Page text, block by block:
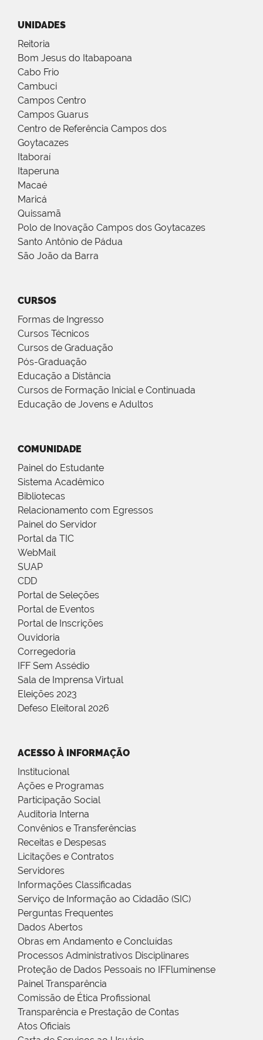
UNIDADES
Reitoria
Bom Jesus do Itabapoana
Cabo Frio
Cambuci
Campos Centro
Campos Guarus
Centro de Referência Campos dos
Goytacazes
Itaboraí
Itaperuna
Macaé
Maricá
Quissamã
Polo de Inovação Campos dos Goytacazes
Santo Antônio de Pádua
São João da Barra
CURSOS
Formas de Ingresso
Cursos Técnicos
Cursos de Graduação
Pós-Graduação
Educação a Distância
Cursos de Formação Inicial e Continuada
Educação de Jovens e Adultos
COMUNIDADE
Painel do Estudante
Sistema Acadêmico
Bibliotecas
Relacionamento com Egressos
Painel do Servidor
Portal da TIC
WebMail
SUAP
CDD
Portal de Seleções
Portal de Eventos
Portal de Inscrições
Ouvidoria
Corregedoria
IFF Sem Assédio
Sala de Imprensa Virtual
Eleições 2023
Defeso Eleitoral 2026
ACESSO À INFORMAÇÃO
Institucional
Ações e Programas
Participação Social
Auditoria Interna
Convênios e Transferências
Receitas e Despesas
Licitações e Contratos
Servidores
Informações Classificadas
Serviço de Informação ao Cidadão (SIC)
Perguntas Frequentes
Dados Abertos
Obras em Andamento e Concluídas
Processos Administrativos Disciplinares
Proteção de Dados Pessoais no IFFluminense
Painel Transparência
Comissão de Ética Profissional
Transparência e Prestação de Contas
Atos Oficiais